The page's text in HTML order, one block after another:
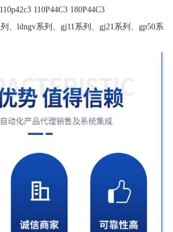
110P44C3 180P44C3
、ldngv系列、gj11系列、gj21系列、gp50系